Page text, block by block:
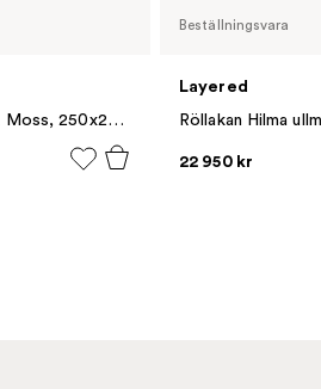
Linie Design Chess matta, Moss, 250x250 cm
Beställningsvara
Layered
22 950 kr